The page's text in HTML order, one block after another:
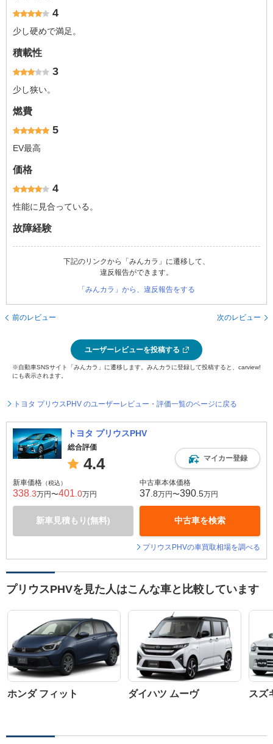
4
少し硬めで満足。
積載性
3
少し狭い。
燃費
5
EV最高
価格
4
性能に見合っている。
故障経験
下記のリンクから「みんカラ」に遷移して、
違反報告ができます。
「みんカラ」から、違反報告をする
前のレビュー 次のレビュー
ユーザーレビューを投稿する
※自動車SNSサイト「みんカラ」に遷移します。みんカラに登録して投稿すると、carview!
にも表示されます。
トヨタ プリウスPHV のユーザーレビュー・評価一覧のページに戻る
トヨタ プリウスPHV
総合評価
4.4 マイカー登録
新車価格 （税込）
338 .3万円〜401 .0万円
新車見積もり(無料)
中古車本体価格
37 .8万円〜390 .5万円
中古車を検索
プリウスPHVの車買取相場を調べる
プリウスPHVを見た人はこんな車と比較しています
ホンダ フィット ダイハツ ムーヴ スズ